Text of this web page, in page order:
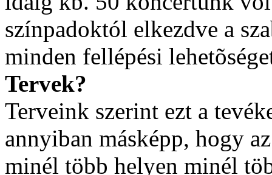
színpadoktól elkezdve a
minden fellépési
Tervek?
Terveink szerint ezt a
annyiban másképp, hogy
minél több helyen minél